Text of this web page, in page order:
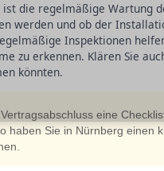
die regelmäßige Wartung
werden und ob der
Inspektionen
zu erkennen. Klären Sie
könnten.
eine
haben Sie in Nürnberg einen